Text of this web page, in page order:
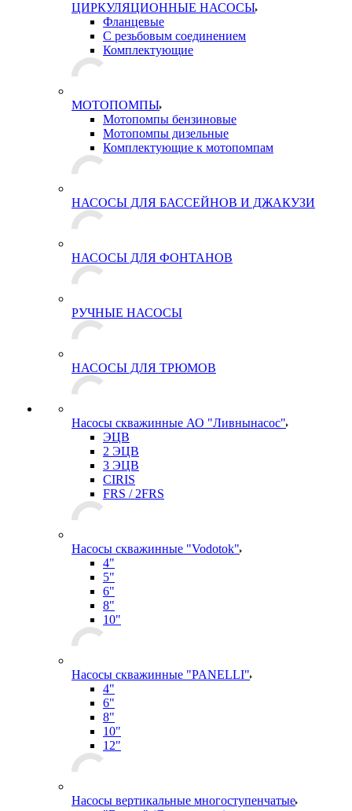
ЦИРКУЛЯЦИОННЫЕ НАСОСЫ
Фланцевые
С резьбовым соединением
Комплектующие
МОТОПОМПЫ
Мотопомпы бензиновые
Мотопомпы дизельные
Комплектующие к мотопомпам
НАСОСЫ ДЛЯ БАССЕЙНОВ И ДЖАКУЗИ
НАСОСЫ ДЛЯ ФОНТАНОВ
РУЧНЫЕ НАСОСЫ
НАСОСЫ ДЛЯ ТРЮМОВ
Насосы скважинные АО "Ливнынасос"
ЭЦВ
2 ЭЦВ
3 ЭЦВ
CIRIS
FRS / 2FRS
Насосы скважинные "Vodotok"
4"
5"
6"
8"
10"
Насосы скважинные "PANELLI"
4"
6"
8"
10"
12"
Насосы вертикальные многоступенчатые